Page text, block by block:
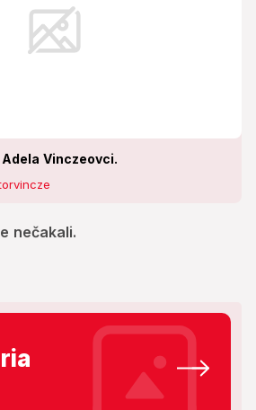
Vinczeovci.
nečakali.